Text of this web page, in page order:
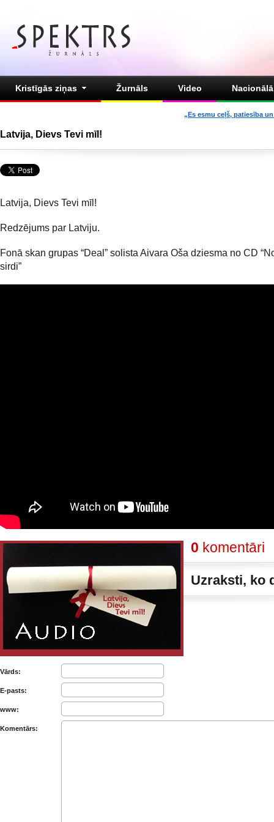
Kristīgās ziņas Žurnāls Video
„Es esmu ceļš, patiesība
Latvija, Dievs Tevi mīl!
Latvija, Dievs Tevi mīl!
Redzējums par Latviju.
Fonā skan grupas “Deal” solista Aivara Oša dziesma no CD
sirdi”
0 komentāri
Uzraksti, ko
Vārds:
E-pasts:
www:
Komentārs: